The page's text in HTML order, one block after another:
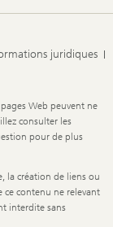
juridiques
Web peuvent ne
consulter les
pour de plus
la création de liens ou
ce contenu ne relevant
interdite sans